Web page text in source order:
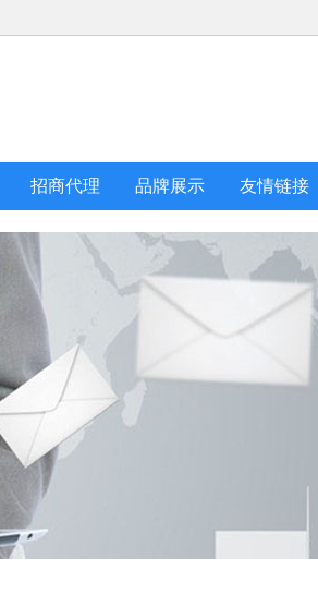
招商代理 品牌展示 友情链接